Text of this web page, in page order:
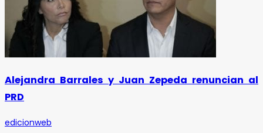
Alejandra Barrales y Juan Zepeda renuncian al
PRD
edicionweb